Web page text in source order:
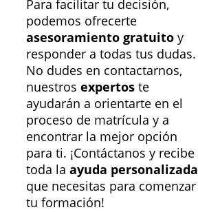
Para facilitar tu decisión,
podemos ofrecerte
asesoramiento gratuito y
responder a todas tus dudas.
No dudes en contactarnos,
nuestros expertos te
ayudarán a orientarte en el
proceso de matrícula y a
encontrar la mejor opción
para ti. ¡Contáctanos y recibe
toda la ayuda personalizada
que necesitas para comenzar
tu formación!